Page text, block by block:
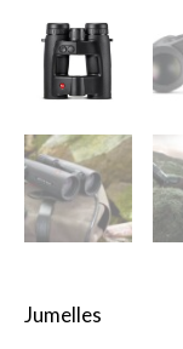
Jumelles